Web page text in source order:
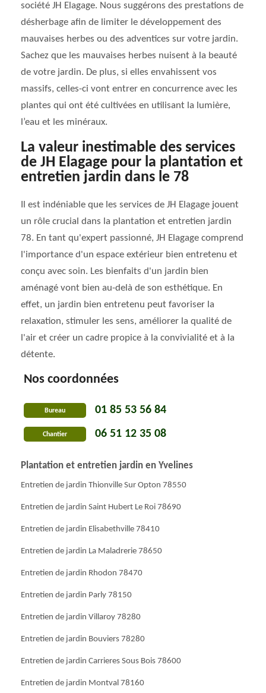
société JH Elagage. Nous suggérons des prestations de
désherbage afin de limiter le développement des
mauvaises herbes ou des adventices sur votre jardin.
Sachez que les mauvaises herbes nuisent à la beauté
de votre jardin. De plus, si elles envahissent vos
massifs, celles-ci vont entrer en concurrence avec les
plantes qui ont été cultivées en utilisant la lumière,
l’eau et les minéraux.
La valeur inestimable des services
de JH Elagage pour la plantation et
entretien jardin dans le 78
Il est indéniable que les services de JH Elagage jouent
un rôle crucial dans la plantation et entretien jardin
78. En tant qu'expert passionné, JH Elagage comprend
l'importance d'un espace extérieur bien entretenu et
conçu avec soin. Les bienfaits d'un jardin bien
aménagé vont bien au-delà de son esthétique. En
effet, un jardin bien entretenu peut favoriser la
relaxation, stimuler les sens, améliorer la qualité de
l'air et créer un cadre propice à la convivialité et à la
détente.
Nos coordonnées
Bureau 01 85 53 56 84
Chantier 06 51 12 35 08
Plantation et entretien jardin en Yvelines
Entretien de jardin Thionville Sur Opton 78550
Entretien de jardin Saint Hubert Le Roi 78690
Entretien de jardin Elisabethville 78410
Entretien de jardin La Maladrerie 78650
Entretien de jardin Rhodon 78470
Entretien de jardin Parly 78150
Entretien de jardin Villaroy 78280
Entretien de jardin Bouviers 78280
Entretien de jardin Carrieres Sous Bois 78600
Entretien de jardin Montval 78160